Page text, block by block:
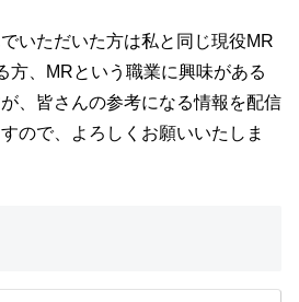
いただいた方は私と同じ現役MR
方、MRという職業に興味がある
、 皆さんの参考になる情報を配信
ので、よろしくお願いいたしま